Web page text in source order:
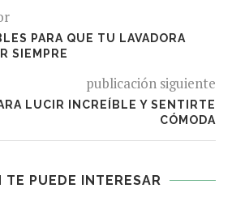
PARA QUE TU LAVADORA
SIEMPRE
publicación siguiente
LUCIR INCREÍBLE Y SENTIRTE
CÓMODA
TE PUEDE INTERESAR